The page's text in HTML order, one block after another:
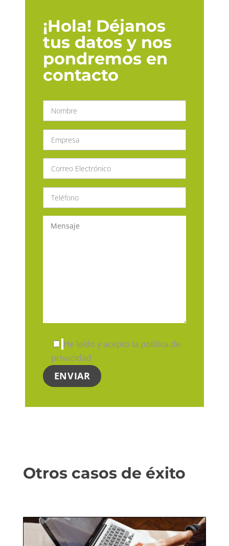
¡Hola! Déjanos
tus datos y nos
pondremos en
contacto
He leído y acepto la política de
privacidad
Otros casos de éxito